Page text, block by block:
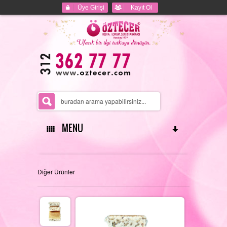
Üye Girişi Kayıt Ol
MENU
ANASAYFA
HAKKIMIZDA
Diğer Ürünler